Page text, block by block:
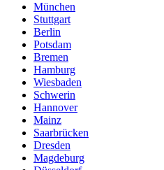
München
Stuttgart
Berlin
Potsdam
Bremen
Hamburg
Wiesbaden
Schwerin
Hannover
Mainz
Saarbrücken
Dresden
Magdeburg